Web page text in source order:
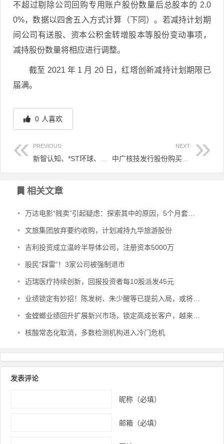
不超过剔除公司回购专用账户股份数量后总股本的 2.0
0%，数据以四舍五入方式计算（下同）。若减持计划期
间公司有送股、资本公积金转增股本等股份变动事项，
减持股份数量将相应进行调整。
截至 2021 年 1 月 20 日，红塔创新减持计划期限已
届满。
0 人喜欢
PREVIOUS: NEXT:
文章导航
相关文章
• 万达电影“贱卖”引起疑虑：探索其中的原因，5个月套现超过30亿
• 文旅集团放弃要约收购，计划减持九华旅游股份
• 吉利投资成立温岭半导体公司，注册资本5000万
• 股民“踩雷”！3家公司被强制退市
• 迈瑞医疗持续创新，回报投资者每10股派发45元
• 业绩锁定有妙招！陈发树、朱少醒等已提前入局，或将引领市场风向
• 金螳螂业绩回升扩展新兴市场，锁定高成长客户，越来越有前途
• 核酸常态化取消，多数检测机构进入冷门危机
发表评论
昵称（必填）
邮箱（必填）